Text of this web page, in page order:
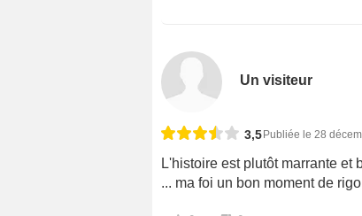
Un visiteur
3,5Publiée le 28
L'histoire est plutôt marrante et
... ma foi un bon moment de